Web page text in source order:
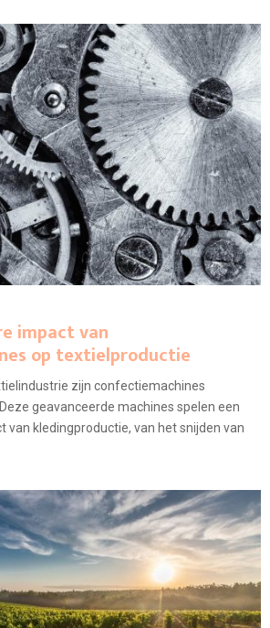
impact van
op textielproductie
zijn confectiemachines
geavanceerde machines spelen een
van kledingproductie, van het snijden van